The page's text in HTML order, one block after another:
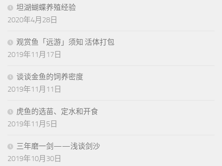
坦湖蝴蝶养殖经验
2020年4月28日
观赏鱼「远游」须知 活体打包
2019年11月17日
谈谈金鱼的饲养密度
2019年11月11日
虎鱼的选苗、定水和开食
2019年11月5日
三年磨一剑——浅谈剑沙
2019年10月30日